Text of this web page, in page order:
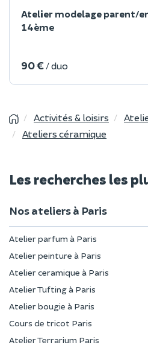
Atelier modelage parent/
14ème
90 € / duo
Activités & loisirs
Ateliers céramique
Les recherches les
Nos ateliers à Paris
Atelier parfum à Paris
Atelier peinture à Paris
Atelier ceramique à Paris
Atelier Tufting à Paris
Atelier bougie à Paris
Cours de tricot Paris
Atelier Terrarium Paris